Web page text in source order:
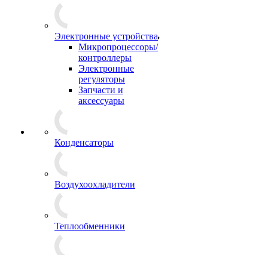
Электронные устройства
Микропроцессоры/
контроллеры
Электронные
регуляторы
Запчасти и
аксессуары
Конденсаторы
Воздухоохладители
Теплообменники